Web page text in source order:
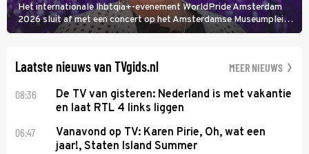
Het internationale lhbtqia+-evenement WorldPride Amsterdam
2026 sluit af met een concert op het Amsterdamse Museumplein.
Anita Doth is een van de optredende artiesten. In de jaren 90
Laatste nieuws van TVgids.nl MEER NIEUWS
08:36
De TV van gisteren: Nederland is met vakantie
en laat RTL 4 links liggen
06:47
Vanavond op TV: Karen Pirie, Oh, wat een
jaar!, Staten Island Summer